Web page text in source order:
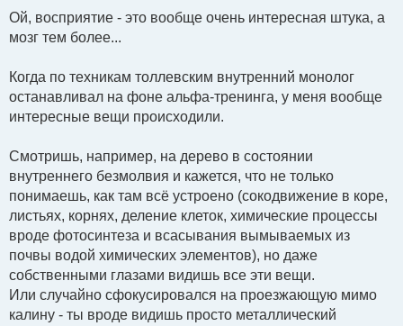
о
б
щ
е
е
Ой, восприятие - это вообще очень интересная штука, а
мозг тем более...
Когда по техникам толлевским внутренний монолог
останавливал на фоне альфа-тренинга, у меня вообще
интересные вещи происходили.
Смотришь, например, на дерево в состоянии
внутреннего безмолвия и кажется, что не только
понимаешь, как там всё устроено (сокодвижение в коре,
листьях, корнях, деление клеток, химические процессы
вроде фотосинтеза и всасывания вымываемых из
почвы водой химических элементов), но даже
собственными глазами видишь все эти вещи.
Или случайно сфокусировался на проезжающую мимо
калину - ты вроде видишь просто металлический